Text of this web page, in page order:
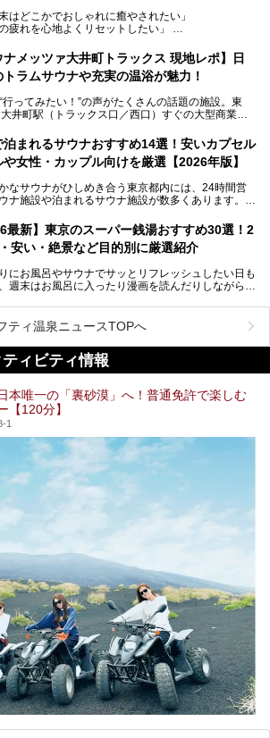
ーなど、新しく登場したスポットも併せて紹介しま
実した設備があるのに、基本の入浴料が銭湯価格の5
末はどこかでおしゃれに癒やされたい」
の疲れを心地よくリセットしたい」
ている新しいスタイルの銭湯です。
やメディアで「デザイナーズ銭湯」や「ネオ銭
は、そもそもこれらがどんな銭湯なのか、その気に
れな名店15選を、おすすめの順番で一挙にご紹介
ナメッツァ大井町トラックス 現地レポ】日
ラムサウナや充実の温浴が魅力！
行ってみたい！”の声がたくさんの話題の施設。東
井町駅（トラックス口／西口）すぐの大型商業施
町トラックス」がニューオープン。施設の様子をレ
ます。
泊まれるサウナおすすめ14選！安いカプセル
女性・カップル向けを厳選【2026年版】
なサウナがひしめき合う東京都内には、24時間営
ナ施設や泊まれるサウナ施設が数多くあります。
目的とする「サ旅」や自分へのご褒美のための宿泊な
分の好きなタイミングで好きなだけサ活ができるのが
。
、男性専用施設だけでなく、カップルや女性に嬉し
ウナも増えてきました。
におすすめしたい施設14選をご紹介します。
ください。
最新】東京のスーパー銭湯おすすめ30選！2
安い・絶景など目的別に厳選紹介
にお風呂やサウナでサッとリフレッシュしたい日も
週末はお風呂に入ったり漫画を読んだりしながら一
終電を逃してしまい、「このまま朝までゆっくりでき
があれば」と探した経験がある人も多いのではないで
。
記事では、東京でおすすめのスーパー銭湯を、目的
業で宿泊できる施設や、1,000円以下で楽しめる安
デートや休日レジャーにもぴったりなエンタメ要素
た施設など、利用のシーンに合わせて参考にしてく
ティ温泉ニュースTOPへ
ィビティ情報
本唯一の「裏砂漠」へ！普通免許で楽しむ
【120分】
1